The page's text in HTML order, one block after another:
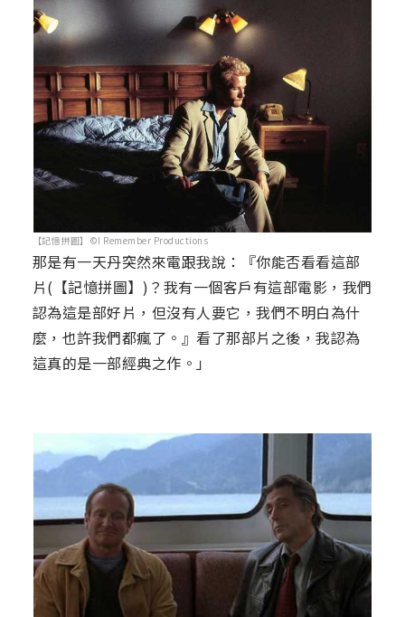
【記憶拼圖】©I Remember Productions
那是有一天丹突然來電跟我說：『你能否看看這部
片(【記憶拼圖】)？我有一個客戶有這部電影，我們
認為這是部好片，但沒有人要它，我們不明白為什
麼，也許我們都瘋了。』看了那部片之後，我認為
這真的是一部經典之作。」